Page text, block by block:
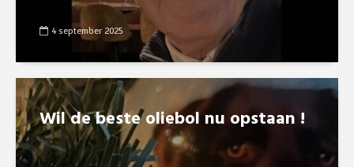
4 september 2025
Wil de beste oliebol nu opstaan !